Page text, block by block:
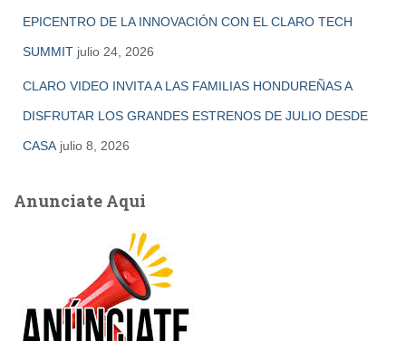
EPICENTRO DE LA INNOVACIÓN CON EL CLARO TECH
SUMMIT julio 24, 2026
CLARO VIDEO INVITA A LAS FAMILIAS HONDUREÑAS A
DISFRUTAR LOS GRANDES ESTRENOS DE JULIO DESDE
CASA julio 8, 2026
Anunciate Aqui